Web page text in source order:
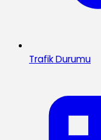
Trafik Durumu